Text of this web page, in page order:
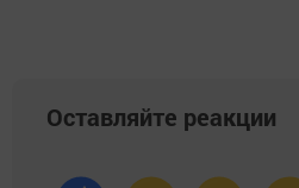
Оставляйте реакции